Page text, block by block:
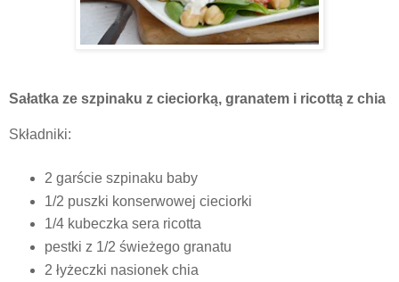
Sałatka ze szpinaku z cieciorką, granatem i ricottą z chia
Składniki:
2 garście szpinaku baby
1/2 puszki konserwowej cieciorki
1/4 kubeczka sera ricotta
pestki z 1/2 świeżego granatu
2 łyżeczki nasionek chia